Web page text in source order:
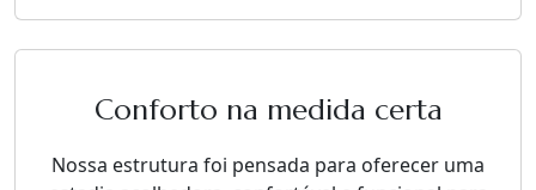
Conforto na medida certa
Nossa estrutura foi pensada para oferecer uma